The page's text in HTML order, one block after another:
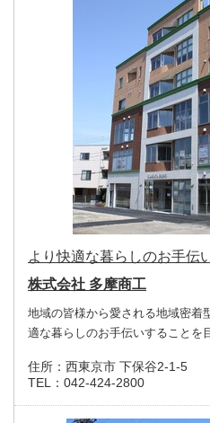
より快適な暮らしのお手伝
株式会社 多摩商工
地域の皆様から愛される地域密着
適な暮らしのお手伝いすることを
住所： 西東京市 下保谷2-1-5
TEL： 042-424-2800